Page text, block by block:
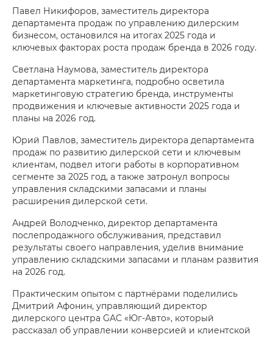
Павел Никифоров, заместитель директора
департамента продаж по управлению дилерским
бизнесом, остановился на итогах 2025 года и
ключевых факторах роста продаж бренда в 2026 году.
Светлана Наумова, заместитель директора
департамента маркетинга, подробно осветила
маркетинговую стратегию бренда, инструменты
продвижения и ключевые активности 2025 года и
планы на 2026 год.
Юрий Павлов, заместитель директора департамента
продаж по развитию дилерской сети и ключевым
клиентам, подвел итоги работы в корпоративном
сегменте за 2025 год, а также затронул вопросы
управления складскими запасами и планы
расширения дилерской сети.
Андрей Володченко, директор департамента
послепродажного обслуживания, представил
результаты своего направления, уделив внимание
управлению складскими запасами и планам развития
на 2026 год.
Практическим опытом с партнёрами поделились
Дмитрий Афонин, управляющий директор
дилерского центра GAC «Юг-Авто», который
рассказал об управлении конверсией и клиентской